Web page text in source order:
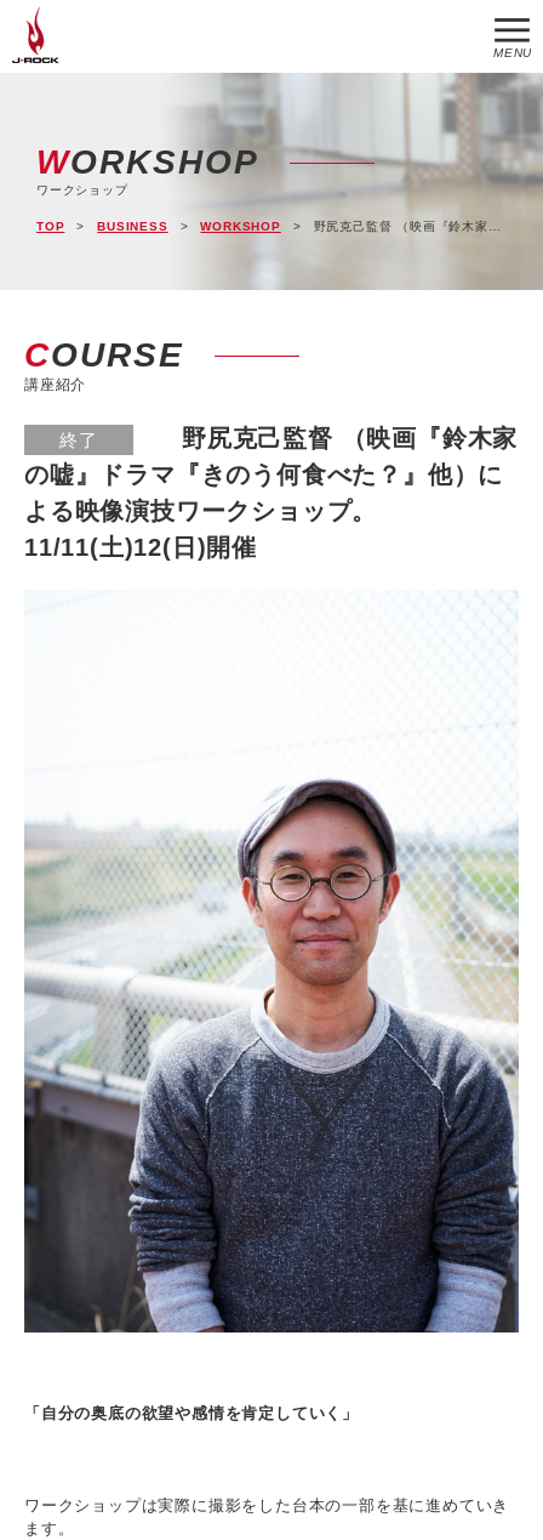
MENU
WORKSHOP
ワークショップ
TOP BUSINESS WORKSHOP 野尻克己監督 （映画『鈴木家の嘘』ドラマ『きのう何食べた？』他）による映像演技ワークショップ。11/11(土)12(日)開催
COURSE
講座紹介
終了
野尻克己監督 （映画『鈴木家
の嘘』ドラマ『きのう何食べた？』他）に
よる映像演技ワークショップ。
11/11(土)12(日)開催
「自分の奥底の欲望や感情を肯定していく」
ワークショップは実際に撮影をした台本の一部を基に進めていき
ます。